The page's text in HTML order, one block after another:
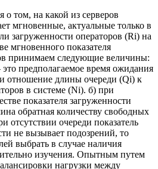
том, на какой из серверов
мгновенные, актуальные только в
загруженности операторов (Ri) на
мгновенного показателя
принимаем следующие величины:
предполагаемое время ожидания
отношение длины очереди (Qi) к
в системе (Ni). б) при
показателя загруженности
обратная количеству свободных
отсутствии очереди показатель
не вызывает подозрений, то
выбрать в случае наличия
изучения. Опытным путем
нагрузки между